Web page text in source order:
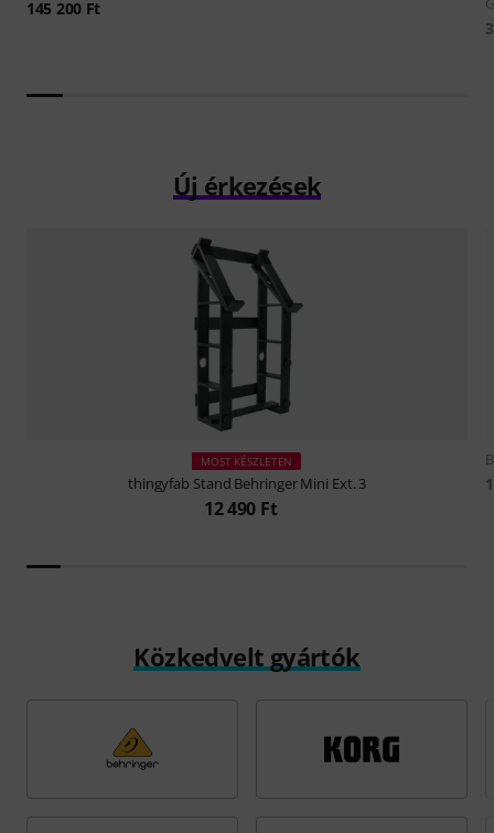
145 200 Ft
Új érkezések
MOST KÉSZLETEN
thingyfab Stand Behringer Mini Ext. 3
12 490 Ft
Közkedvelt gyártók